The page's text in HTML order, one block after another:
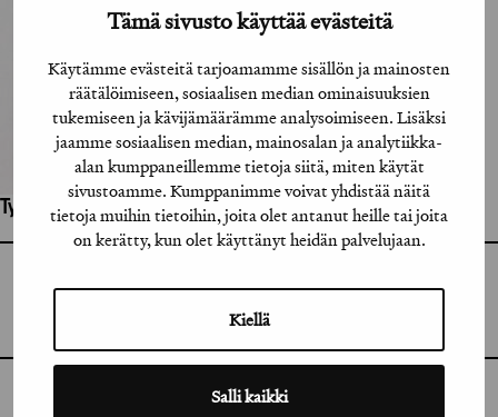
Tämä sivusto käyttää evästeitä
Käytämme evästeitä tarjoamamme sisällön ja mainosten
räätälöimiseen, sosiaalisen median ominaisuuksien
tukemiseen ja kävijämäärämme analysoimiseen. Lisäksi
jaamme sosiaalisen median, mainosalan ja analytiikka-
alan kumppaneillemme tietoja siitä, miten käytät
sivustoamme. Kumppanimme voivat yhdistää näitä
tietoja muihin tietoihin, joita olet antanut heille tai joita
on kerätty, kun olet käyttänyt heidän palvelujaan.
Kiellä
Salli kaikki
Työhön osallistuneet henkilöt / tahot:
GRAFIA(AT)GRAFIA.FI
INSTAGRAM